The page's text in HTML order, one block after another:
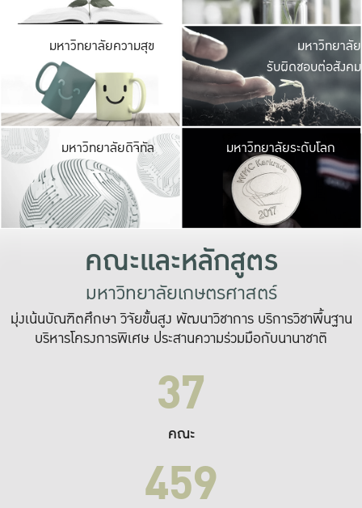
มหาวิทยาลัยความสุข มหาวิ
ค
เปิดประ
และพบเรื่องราวใ
มหาวิทยาลัย
รับผิดชอบต่อสังคม
มหาวิทยาลัยดิจิทัล มหาวิ
เปลี่ยนแปลง แล
เพื่อทำง
ระบบสารสนเทศ
มหาวิทยาลัยระดับโลก
คณะและหลักสูตร
มหาวิทยาลัยเกษตรศาสตร์
มุ่งเน้นบัณฑิตศึกษา วิจัยขั้นสูง พัฒนาวิชาการ บริการวิชาพื้นฐาน
บริหารโครงการพิเศษ ประสานความร่วมมือกับนานาชาติ
37
คณะ
459